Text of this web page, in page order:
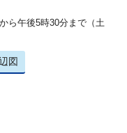
ら午後5時30分まで（土
図